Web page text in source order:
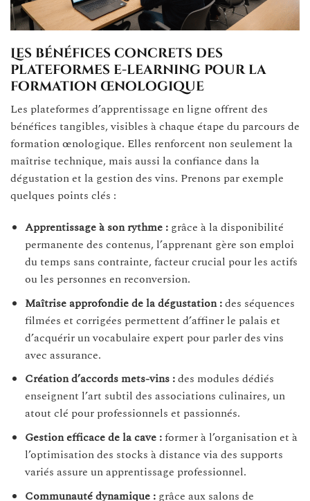
Les bénéfices concrets des
plateformes e-learning pour la
formation œnologique
Les plateformes d’apprentissage en ligne offrent des
bénéfices tangibles, visibles à chaque étape du parcours de
formation œnologique. Elles renforcent non seulement la
maîtrise technique, mais aussi la confiance dans la
dégustation et la gestion des vins. Prenons par exemple
quelques points clés :
Apprentissage à son rythme :grâce à la disponibilité
permanente des contenus, l’apprenant gère son emploi
du temps sans contrainte, facteur crucial pour les actifs
ou les personnes en reconversion.
Maîtrise approfondie de la dégustation :des séquences
filmées et corrigées permettent d’affiner le palais et
d’acquérir un vocabulaire expert pour parler des vins
avec assurance.
Création d’accords mets-vins :des modules dédiés
enseignent l’art subtil des associations culinaires, un
atout clé pour professionnels et passionnés.
Gestion efficace de la cave :former à l’organisation et à
l’optimisation des stocks à distance via des supports
variés assure un apprentissage professionnel.
Communauté dynamique :grâce aux salons de